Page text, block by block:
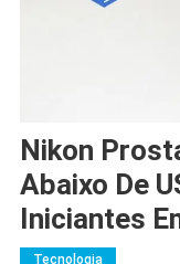
Nikon
Abaixo De
Iniciantes
Tecnologia